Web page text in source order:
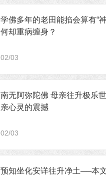
学佛多年的老田能掐会算有“
何却重病缠身？
02/03
南无阿弥陀佛 母亲往升极乐世界 对父
亲心灵的震撼
02/03
预知坐化安详往升净土──本